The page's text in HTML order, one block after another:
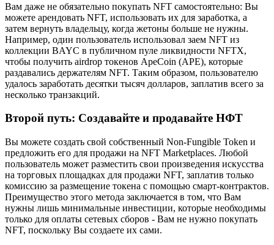
Вам даже не обязательно покупать NFT самостоятельно: Вы
можете арендовать NFT, использовать их для заработка, а
затем вернуть владельцу, когда жетоны больше не нужны.
Например, один пользователь использовал заем NFT из
коллекции BAYC в публичном пуле ликвидности NFTX,
чтобы получить airdrop токенов ApeCoin (APE), которые
раздавались держателям NFT. Таким образом, пользователю
удалось заработать десятки тысяч долларов, заплатив всего за
несколько транзакций.
Второй путь: Создавайте и продавайте НФТ
Вы можете создать свой собственный Non-Fungible Token и
предложить его для продажи на NFT Marketplaces. Любой
пользователь может разместить свои произведения искусства
на торговых площадках для продажи NFT, заплатив только
комиссию за размещение токена с помощью смарт-контрактов.
Преимущество этого метода заключается в том, что Вам
нужны лишь минимальные инвестиции, которые необходимы
только для оплаты сетевых сборов - Вам не нужно покупать
NFT, поскольку Вы создаете их сами.